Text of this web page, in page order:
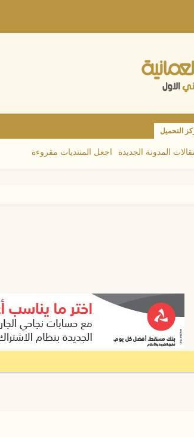
المدونة الجديدة اجعل المنتديات مقروءة
التحميل